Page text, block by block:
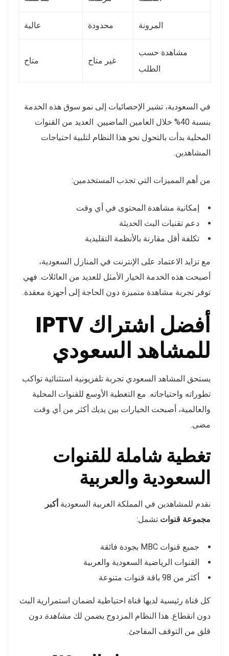
المرونة محدودة عالية
مشاهدة حسب
الطلب
غير متاح متاح
في السعودية، تشير الإحصائيات إلى نمو سوق هذه الخدمة
بنسبة 40% خلال العامين الماضيين. العديد من القنوات
المحلية بدأت بالتحول نحو هذا النظام لتلبية احتياجات
المشاهدين.
من أهم المميزات التي تجذب المستخدمين:
إمكانية مشاهدة المحتوى في أي وقت
دعم تقنيات البث الحديثة
تكلفة أقل مقارنة بالأنظمة التقليدية
مع تزايد الاعتماد على الإنترنت في المنازل السعودية،
أصبحت هذه الخدمة الخيار الأمثل للعديد من العائلات. فهي
توفر تجربة مشاهدة متميزة دون الحاجة إلى أجهزة معقدة.
أفضل اشتراك IPTV
للمشاهد السعودي
يستحق المشاهد السعودي تجربة تلفزيونية استثنائية تواكب
تطوراته واحتياجاته. مع التغطية الأوسع للقنوات المحلية
والعالمية، أصبحت الخيارات بين يديك أكثر من أي وقت
مضى.
تغطية شاملة للقنوات
السعودية والعربية
نقدم للمشاهدين في المملكة العربية السعودية أكبر
مجموعة قنوات تشمل:
جميع قنوات MBC بجودة فائقة
القنوات الرياضية السعودية والعربية
أكثر من 98 باقة قنوات متنوعة
كل قناة رئيسية لديها قناة احتياطية لضمان استمرارية البث
دون انقطاع. هذا النظام المزدوج يضمن لك مشاهدة دون
قلق من التوقف المفاجئ.